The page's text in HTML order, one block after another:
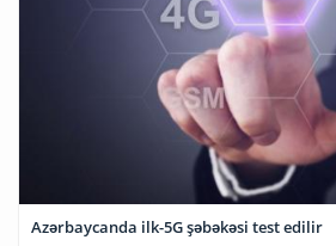
Azərbaycanda ilk-5G şəbəkəsi test edilir